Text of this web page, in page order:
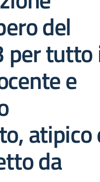
del
tutto
e
atipico
da